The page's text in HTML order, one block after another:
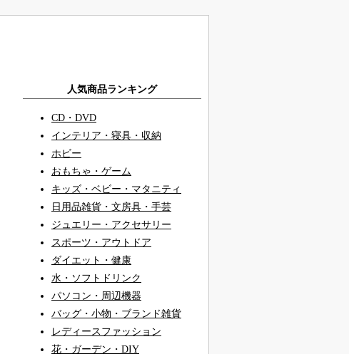
人気商品ランキング
CD・DVD
インテリア・寝具・収納
ホビー
おもちゃ・ゲーム
キッズ・ベビー・マタニティ
日用品雑貨・文房具・手芸
ジュエリー・アクセサリー
スポーツ・アウトドア
ダイエット・健康
水・ソフトドリンク
パソコン・周辺機器
バッグ・小物・ブランド雑貨
レディースファッション
花・ガーデン・DIY